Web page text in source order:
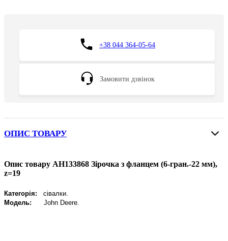
+38 044 364-05-64
Замовити дзвінок
ОПИС ТОВАРУ
Опис товару AH133868 Зірочка з фланцем (6-гран.-22 мм),
z=19
Категорія: сівалки.
Модель: John Deere.